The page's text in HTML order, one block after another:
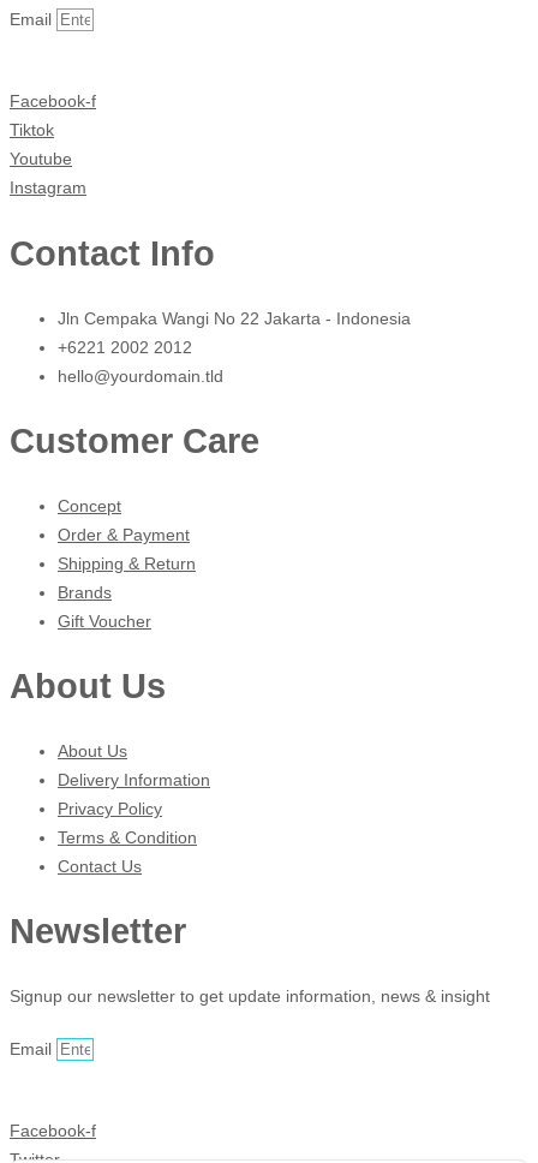
Email
Facebook-f
Tiktok
Youtube
Instagram
Contact Info
Jln Cempaka Wangi No 22 Jakarta - Indonesia
+6221 2002 2012
hello@yourdomain.tld
Customer Care
Concept
Order & Payment
Shipping & Return
Brands
Gift Voucher
About Us
About Us
Delivery Information
Privacy Policy
Terms & Condition
Contact Us
Newsletter
Signup our newsletter to get update information, news & insight
Email
Facebook-f